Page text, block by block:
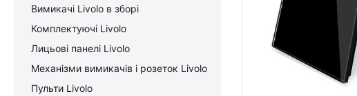
Вимикачі Livolo в зборі
Комплектуючі Livolo
Лицьові панелі Livolo
Механізми вимикачів і розеток Livolo
Пульти Livolo